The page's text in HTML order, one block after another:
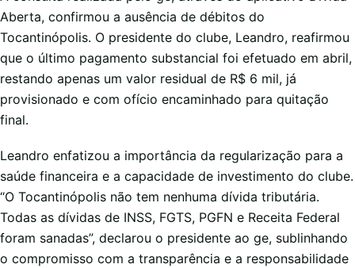
Aberta, confirmou a ausência de débitos do
Tocantinópolis. O presidente do clube, Leandro, reafirmou
que o último pagamento substancial foi efetuado em abril,
restando apenas um valor residual de R$ 6 mil, já
provisionado e com ofício encaminhado para quitação
final.
Leandro enfatizou a importância da regularização para a
saúde financeira e a capacidade de investimento do clube.
“O Tocantinópolis não tem nenhuma dívida tributária.
Todas as dívidas de INSS, FGTS, PGFN e Receita Federal
foram sanadas”, declarou o presidente ao ge, sublinhando
o compromisso com a transparência e a responsabilidade